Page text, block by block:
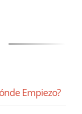
Empiezo?